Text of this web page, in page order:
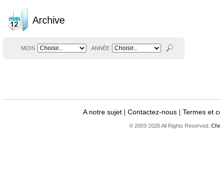
Archive
MOIS ANNÉE
A notre sujet |Contactez-nous |Termes et
© 2003-2026 All Rights Reserved.